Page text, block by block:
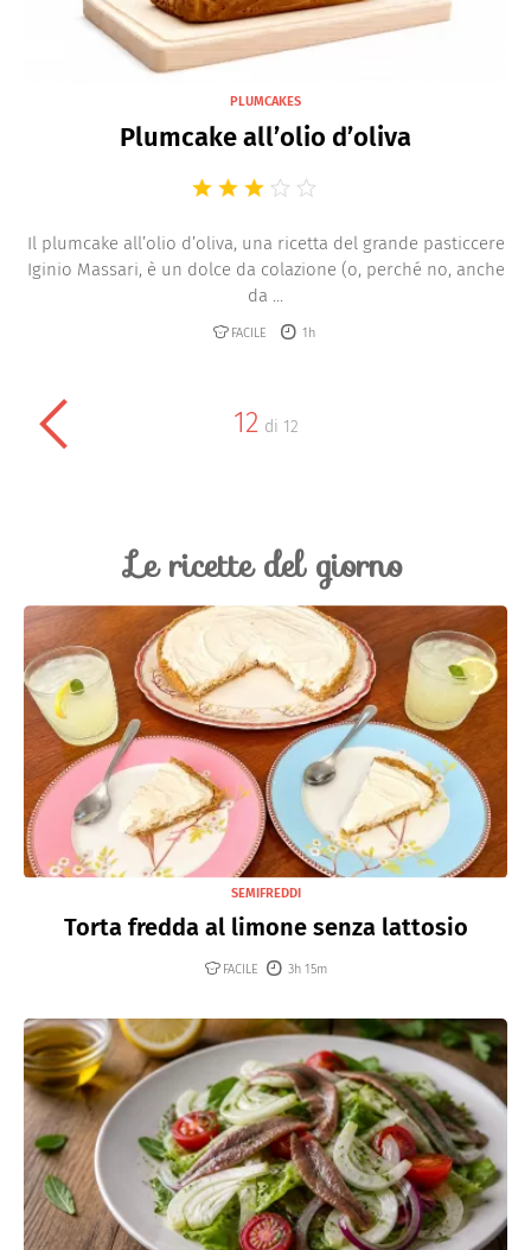
PLUMCAKES
Plumcake all’olio d’oliva
Il plumcake all’olio d’oliva, una ricetta del grande pasticcere
Iginio Massari, è un dolce da colazione (o, perché no, anche
da ...
FACILE 1h
12 di 12
Le ricette del giorno
SEMIFREDDI
Torta fredda al limone senza lattosio
FACILE 3h 15m